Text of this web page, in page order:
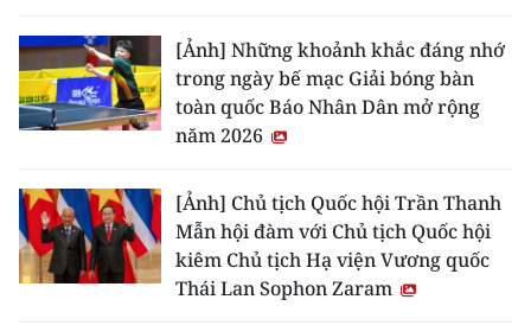
[Ảnh] Những khoảnh khắc đáng nhớ
trong ngày bế mạc Giải bóng bàn
toàn quốc Báo Nhân Dân mở rộng
năm 2026
[Ảnh] Chủ tịch Quốc hội Trần Thanh
Mẫn hội đàm với Chủ tịch Quốc hội
kiêm Chủ tịch Hạ viện Vương quốc
Thái Lan Sophon Zaram